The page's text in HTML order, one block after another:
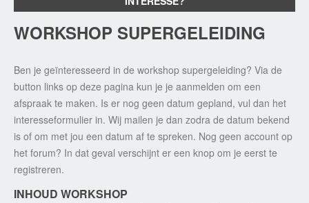
WORKSHOP SUPERGELEIDING
Ben je geïnteresseerd in de workshop supergeleiding? Via de
button links op deze pagina kun je je aanmelden om een
afspraak te maken. Is er nog geen datum gepland, vul dan het
interesseformulier in. Wij mailen je dan zodra de datum bekend
is of om met jou een datum af te spreken. Nog geen account op
het forum? In dat geval verschijnt er een knop om je eerst te
registreren.
INHOUD WORKSHOP